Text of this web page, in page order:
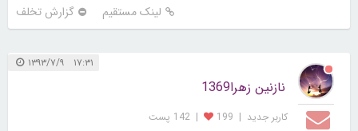
لینک مستقیم گزارش تخلف
۱۷:۳۱ ۱۳۹۳/۷/۹
نازنین زهرا1369
کاربر جديد |
199
| 142 پست